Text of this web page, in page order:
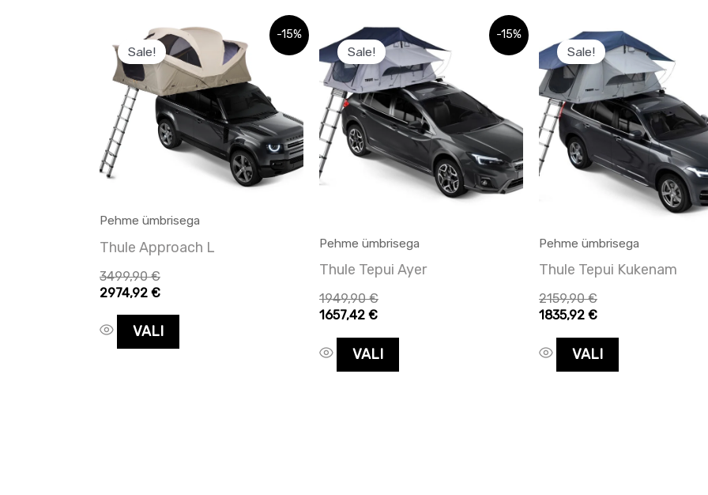
-15%
Sale!
Pehme ümbrisega
Thule Approach L
3499,90€
2974,92 €
VALI
Sellel
tootel
on
mitu
varianti.
Valikuid
teha
tootelehel.
-15%
Sale!
Pehme ümbrisega
Thule Tepui Ayer
1949,90€
1657,42 €
VALI
Sellel
tootel
on
mitu
varianti.
Valikuid
saab
tootelehel.
Sale!
Pehme ümbrisega
Thule Tepui Kukenam
2159,90€
1835,92 €
VALI
Sellel
tootel
on
mitu
varianti.
Valikuid
saab
tootelehel.